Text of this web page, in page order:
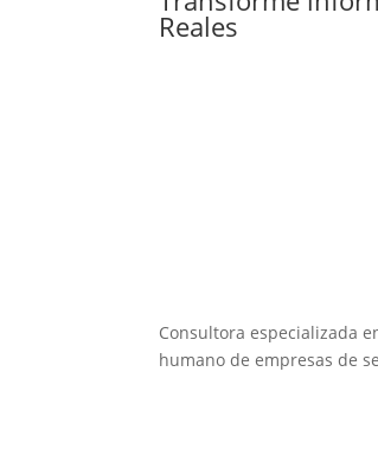
Reales
Consultora especializada
humano de empresas de